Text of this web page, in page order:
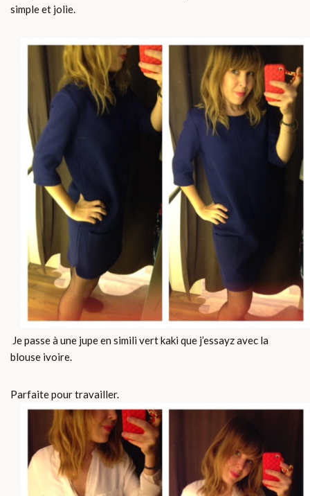
simple et jolie.
Je passe à une jupe en simili vert kaki que j’essayz avec la
blouse ivoire.
Parfaite pour travailler.